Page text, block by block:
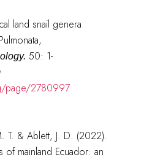
land snail genera
50: 1-
page/2780997
T. & Ablett, J. D. (2022).
of mainland Ecuador: an